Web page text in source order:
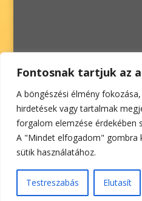
Fontosnak tartjuk az
A böngészési élmény
hirdetések vagy tartalmak
forgalom elemzése érdekében
A "Mindet elfogadom" gombra
sütik használatához.
Testreszabás Elutasít
Impresszum